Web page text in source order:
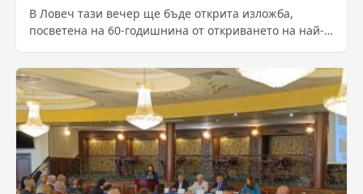
В Ловеч тази вечер ще бъде открита изложба,
посветена на 60-годишнина от откриването на най-